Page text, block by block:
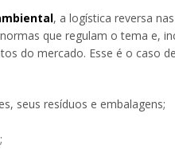
, a logística reversa
que regulam o tema e,
do mercado. Esse é o caso
seus resíduos e embalagens;